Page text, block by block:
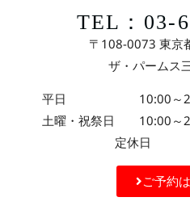
TEL：03-
〒108-0073 東京
ザ・パームス
平日 10:00～21:00
土曜・祝祭日 10:00～
定休日
ご予約